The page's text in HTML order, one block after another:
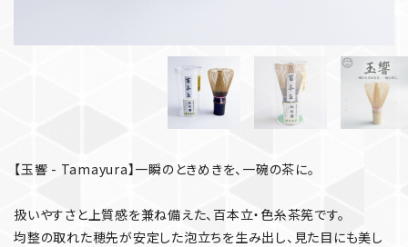
【玉響 - Tamayura】一瞬のときめきを、一碗の茶に。
扱いやすさと上質感を兼ね備えた、百本立・色糸茶筅です。
均整の取れた穂先が安定した泡立ちを生み出し、見た目にも美し